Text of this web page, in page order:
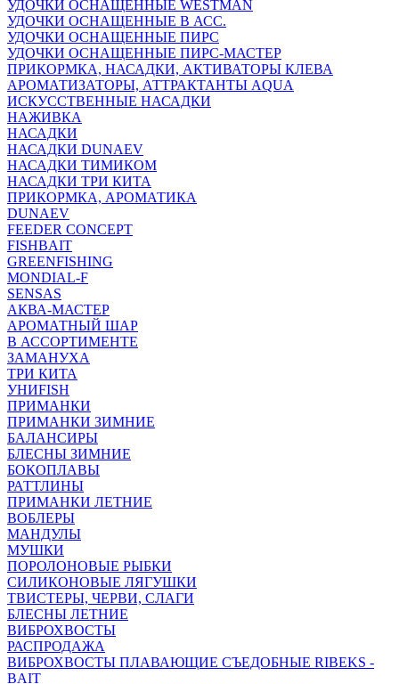
УДОЧКИ ОСНАЩЕННЫЕ WESTMAN
УДОЧКИ ОСНАЩЕННЫЕ В АСС.
УДОЧКИ ОСНАЩЕННЫЕ ПИРС
УДОЧКИ ОСНАЩЕННЫЕ ПИРС-МАСТЕР
ПРИКОРМКА, НАСАДКИ, АКТИВАТОРЫ КЛЕВА
АРОМАТИЗАТОРЫ, АТТРАКТАНТЫ AQUA
ИСКУССТВЕННЫЕ НАСАДКИ
НАЖИВКА
НАСАДКИ
НАСАДКИ DUNAEV
НАСАДКИ ТИМИКОМ
НАСАДКИ ТРИ КИТА
ПРИКОРМКА, АРОМАТИКА
DUNAEV
FEEDER CONCEPT
FISHBAIT
GREENFISHING
MONDIAL-F
SENSAS
АКВА-МАСТЕР
АРОМАТНЫЙ ШАР
В АССОРТИМЕНТЕ
ЗАМАНУХА
ТРИ КИТА
УНИFISH
ПРИМАНКИ
ПРИМАНКИ ЗИМНИЕ
БАЛАНСИРЫ
БЛЕСНЫ ЗИМНИЕ
БОКОПЛАВЫ
РАТТЛИНЫ
ПРИМАНКИ ЛЕТНИЕ
ВОБЛЕРЫ
МАНДУЛЫ
МУШКИ
ПОРОЛОНОВЫЕ РЫБКИ
СИЛИКОНОВЫЕ ЛЯГУШКИ
ТВИСТЕРЫ, ЧЕРВИ, СЛАГИ
БЛЕСНЫ ЛЕТНИЕ
ВИБРОХВОСТЫ
РАСПРОДАЖА
ВИБРОХВОСТЫ ПЛАВАЮЩИЕ СЪЕДОБНЫЕ RIBEKS -
BAIT